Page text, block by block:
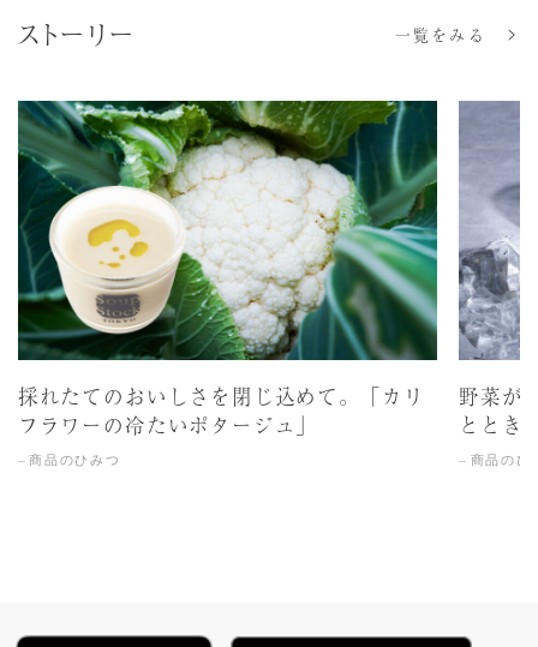
ストーリー 一覧をみる
採れたてのおいしさを閉じ込めて。「カリ
フラワーの冷たいポタージュ」
商品のひみつ
野菜が
ととき
商品のひ